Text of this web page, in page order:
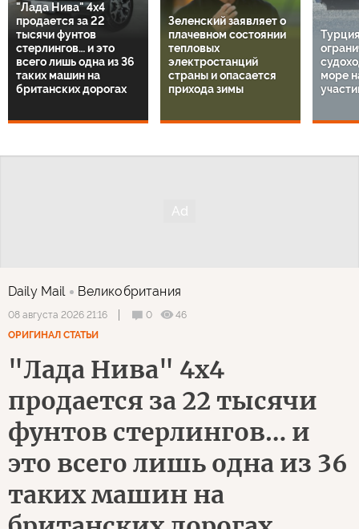
"Лада Нива" 4х4
продается за 22
тысячи фунтов
стерлингов… и это
всего лишь одна из 36
таких машин на
британских дорогах
Зеленский заявляет о
плачевном состоянии
тепловых
электростанций
страны и опасается
прихода зимы
море
Daily Mail Великобритания
08 августа 2026 21:16 0
46
ОРИГИНАЛ СТАТЬИ
"Лада Нива" 4х4
продается за 22 тысячи
фунтов стерлингов… и
это всего лишь одна из 36
таких машин на